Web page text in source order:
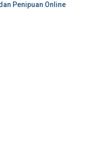
Penipuan Online